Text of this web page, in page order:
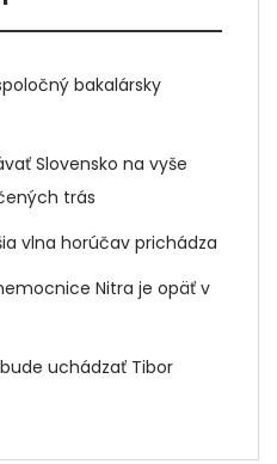
bakalársky
Slovensko na vyše
trás
vlna horúčav prichádza
Nitra je opäť v
uchádzať Tibor